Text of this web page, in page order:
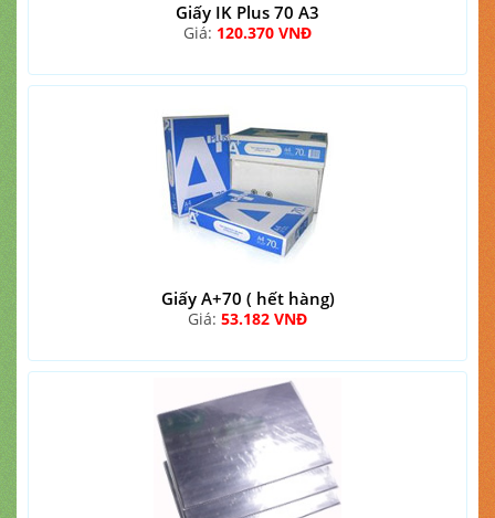
Giấy IK Plus 70 A3
Giá: 120.370 VNĐ
Giấy A+70 ( hết hàng)
Giá: 53.182 VNĐ